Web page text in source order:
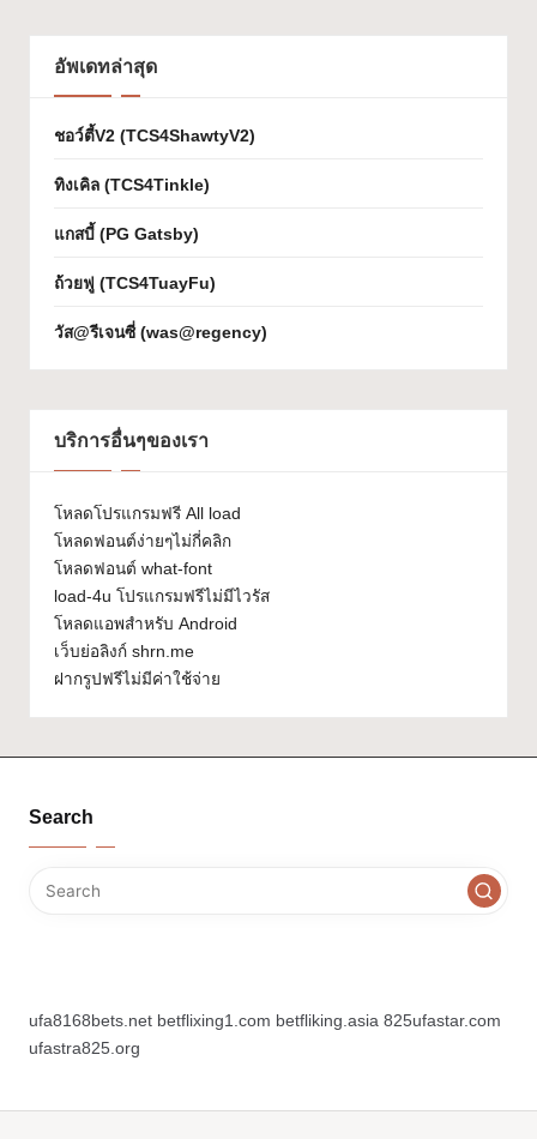
ร
เจ
ก
ต์
W
h
at
-
o
n
t
อัพเดทล่าสุด
ชอว์ตี้V2 (TCS4ShawtyV2)
ทิงเคิล (TCS4Tinkle)
แกสบี้ (PG Gatsby)
ถ้วยฟู (TCS4TuayFu)
วัส@รีเจนซี่ (was@regency)
บริการอื่นๆของเรา
โหลดโปรแกรมฟรี All load
โหลดฟอนต์ง่ายๆไม่กี่คลิก
โหลดฟอนต์ what-font
load-4u โปรแกรมฟรีไม่มีไวรัส
โหลดแอพสำหรับ Android
เว็บย่อลิงก์ shrn.me
ฝากรูปฟรีไม่มีค่าใช้จ่าย
Search
ufa8168bets.net betflixing1.com betfliking.asia 825ufastar.com
ufastra825.org